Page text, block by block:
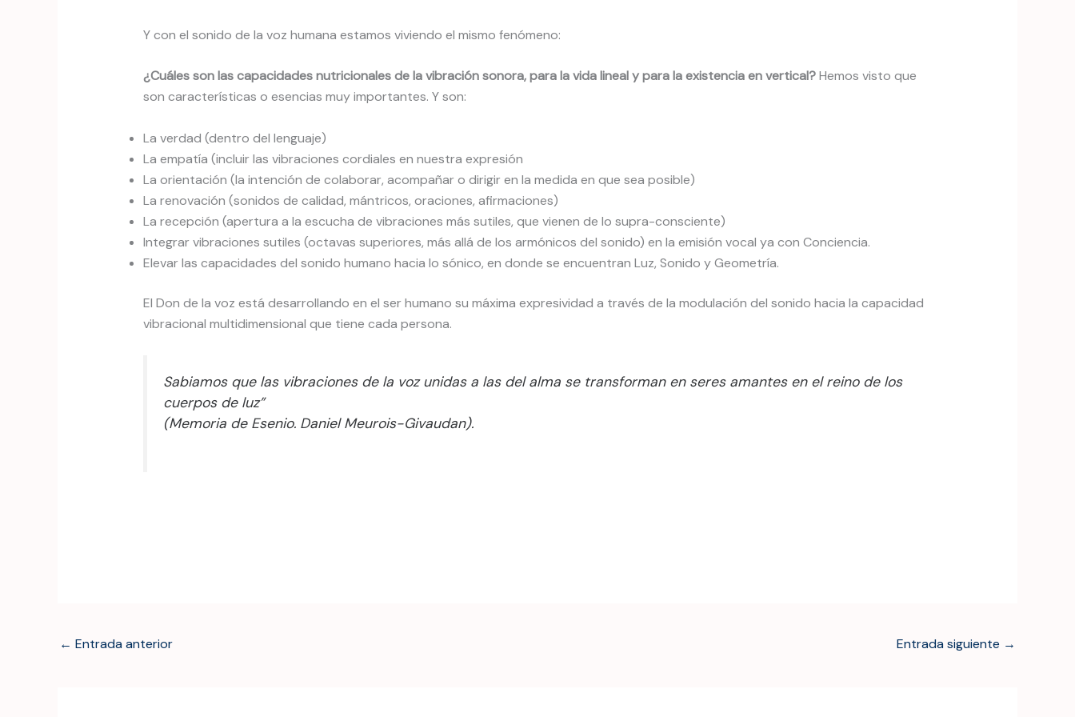
Y con el sonido de la voz humana estamos viviendo el mismo fenómeno:
¿Cuáles son las capacidades nutricionales de la vibración sonora, para la vida lineal y para la existencia en vertical?Hemos visto que
son características o esencias muy importantes. Y son:
La verdad (dentro del lenguaje)
La empatía (incluir las vibraciones cordiales en nuestra expresión
La orientación (la intención de colaborar, acompañar o dirigir en la medida en que sea posible)
La renovación (sonidos de calidad, mántricos, oraciones, afirmaciones)
La recepción (apertura a la escucha de vibraciones más sutiles, que vienen de lo supra-consciente)
Integrar vibraciones sutiles (octavas superiores, más allá de los armónicos del sonido) en la emisión vocal ya con Conciencia.
Elevar las capacidades del sonido humano hacia lo sónico, en donde se encuentran Luz, Sonido y Geometría.
El Don de la voz está desarrollando en el ser humano su máxima expresividad a través de la modulación del sonido hacia la capacidad
vibracional multidimensional que tiene cada persona.
Sabiamos que las vibraciones de la voz unidas a las del alma se transforman en seres amantes en el reino de los
cuerpos de luz”
(Memoria de Esenio. Daniel Meurois-Givaudan).
← Entrada anterior Entrada siguiente →